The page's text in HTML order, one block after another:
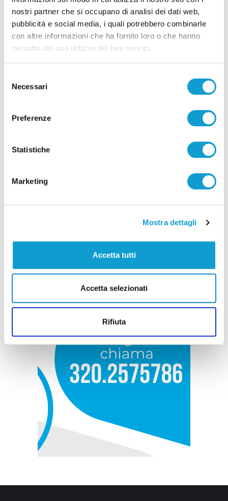
nostri partner che si occupano di analisi dei dati web,
pubblicità e social media, i quali potrebbero combinarle
con altre informazioni che ha fornito loro o che hanno
raccolto dal suo utilizzo dei loro servizi.
delNecessari
Preferenze
Statistiche
Marketing
Mostra dettagli
Accetta tutti
Accetta selezionati
Rifiuta